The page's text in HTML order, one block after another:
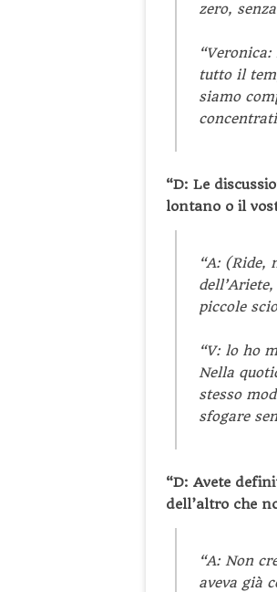
zero,
tutto il
siamo
“D: Le
lontano o il
“A: (Ride,
piccole
“V: lo ho
Nella
stesso
sfogare
“D: Avete
dell’altro che
“A: Non
aveva già